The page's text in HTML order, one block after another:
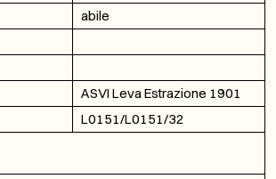
abile
ASVI Leva Estrazione 1901
L0151/L0151/32